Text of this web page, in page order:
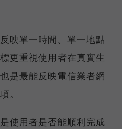
映單一時間、單一地點
更重視使用者在真實生
是最能反映電信業者網
。
使用者是否能順利完成